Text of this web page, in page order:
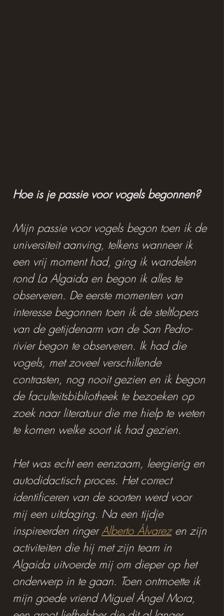
Hoe is je passie voor vogels begonnen?
Mijn passie voor vogels begon toen ik de
universiteit aanving, telkens wanneer ik
een vrij moment had, ging ik wandelen
rond La Algaida en begon ik alles te
observeren. De eerste momenten van
interesse begonnen toen ik de steltlopers
van de getijdenarm van de San Pedro-
rivier begon te observeren. Ik had die
vogels, met zoveel verschillende
contrasten, nog nooit gezien en ik begon
de faculteitsbibliotheek te bezoeken op
zoek naar literatuur die me hielp te weten
te komen welke soort ik had gezien.
Het was echt een eenzaam, leergierig en
autodidactisch proces. Het correct
identificeren van de soorten werd voor
mij een uitdaging. Na een tijdje
inspireerden ringer Alberto Álvarez en zijn
activiteiten die hij met zijn team in
Algaida uitvoerde mij om dieper op het
onderwerp in te gaan. Toen ontmoette ik
mijn goede vriend Miguel Ángel Mora,